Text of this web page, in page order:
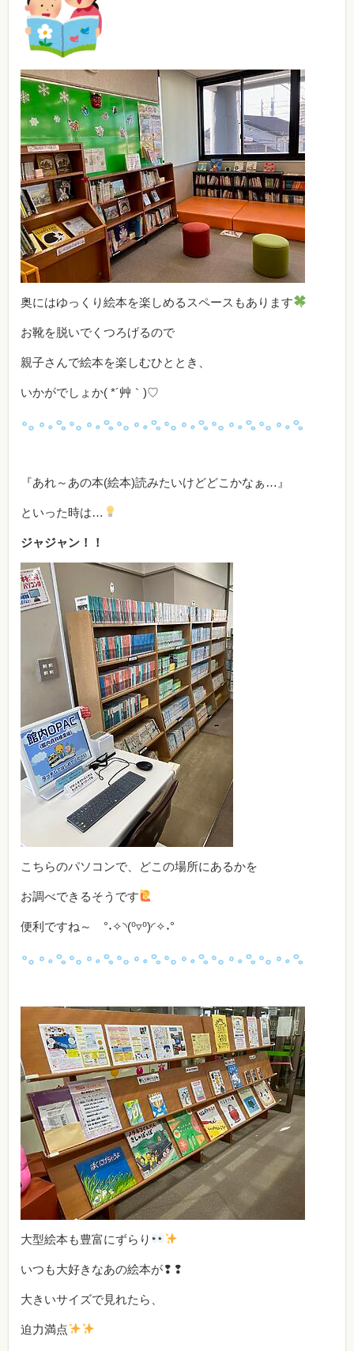
奥にはゆっくり絵本を楽しめるスペースもあります
お靴を脱いでくつろげるので
親子さんで絵本を楽しむひととき、
いかがでしょか( *´艸｀)♡
『あれ～あの本(絵本)読みたいけどどこかなぁ…』
といった時は…
ジャジャン！！
こちらのパソコンで、どこの場所にあるかを
お調べできるそうです
便利ですね～ °˖✧◝(⁰▿⁰)◜✧˖°
大型絵本も豊富にずらり
いつも大好きなあの絵本が❢❢
大きいサイズで見れたら、
迫力満点